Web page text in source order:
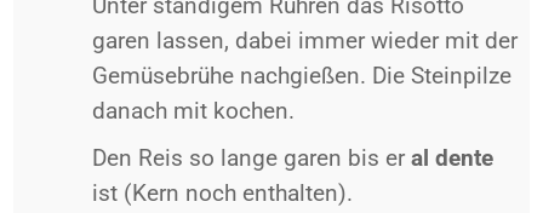
Unter ständigem Rühren das Risotto
garen lassen, dabei immer wieder mit der
Gemüsebrühe nachgießen. Die Steinpilze
danach mit kochen.
Den Reis so lange garen bis er al dente
ist (Kern noch enthalten).